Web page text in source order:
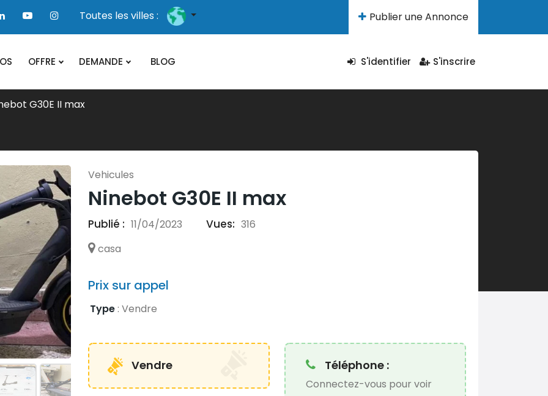
Toutes les villes : Publier une Annonce
OFFRE DEMANDE BLOG S'identifier S'inscrire
G30E II max
Vehicules
Ninebot G30E II max
Publié : 11/04/2023 Vues: 316
casa
Prix ​​sur appel
Type : Vendre
Vendre Téléphone :
Connectez-vous pour voir